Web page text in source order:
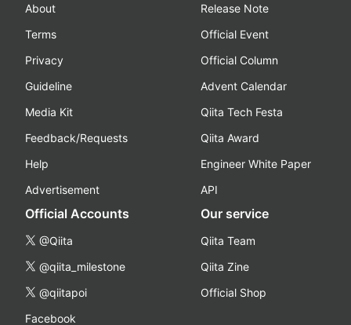
About
Terms
Privacy
Guideline
Media Kit
Feedback/Requests
Help
Advertisement
Release Note
Official Event
Official Column
Advent Calendar
Qiita Tech Festa
Qiita Award
Engineer White Paper
API
Official Accounts
@Qiita
@qiita_milestone
@qiitapoi
Facebook
Our service
Qiita Team
Qiita Zine
Official Shop